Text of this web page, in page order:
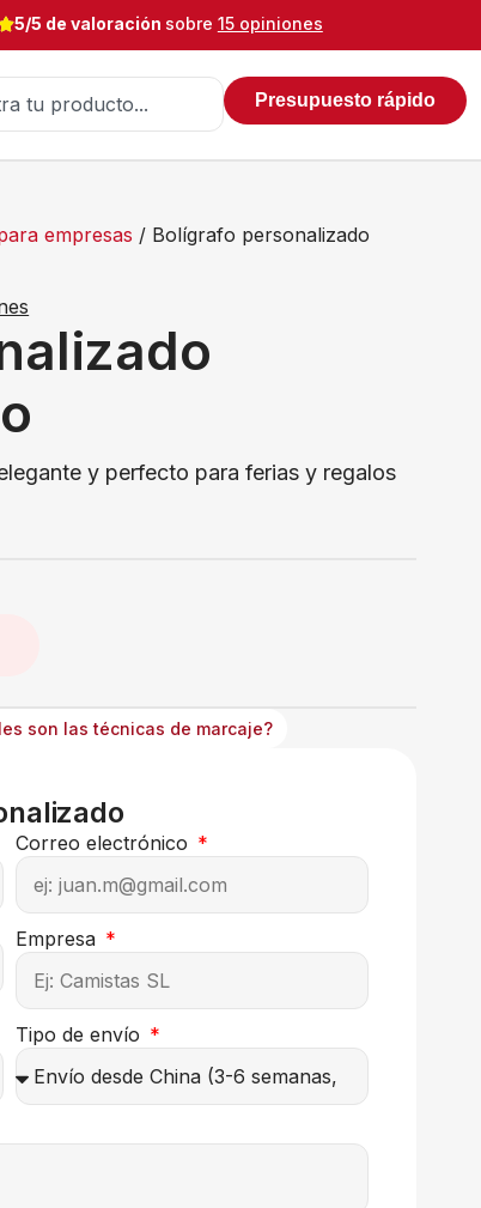
5/5 de valoración sobre 15 opiniones
Presupuesto rápido
empresas / Bolígrafo personalizado
y perfecto para ferias y regalos
son las técnicas de marcaje?
Correo electrónico
Empresa
Tipo de envío